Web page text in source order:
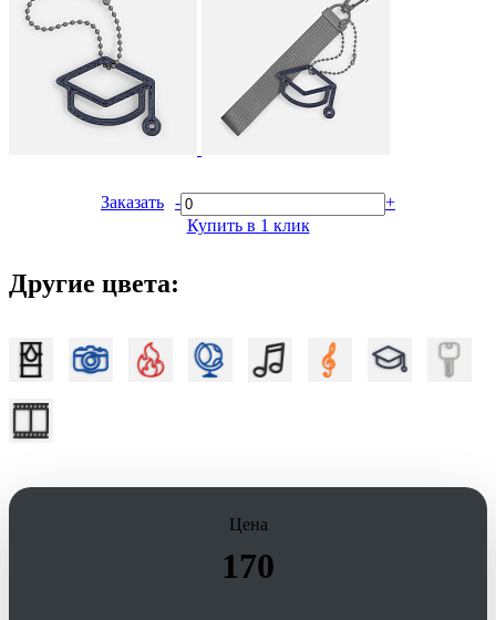
Заказать -
+
Купить в 1 клик
Другие цвета:
Цена
170